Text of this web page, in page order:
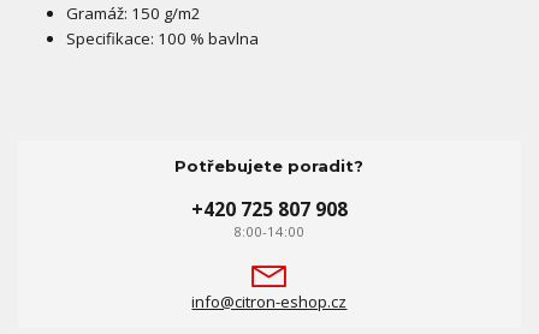
Gramáž: 150 g/m2
Specifikace: 100 % bavlna
Potřebujete poradit?
+420 725 807 908
8:00-14:00
info@citron-eshop.cz